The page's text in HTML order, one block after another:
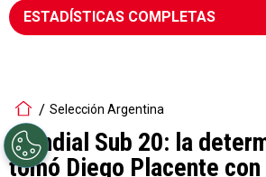
ESTADÍSTICAS COMPLETAS
Selección Argentina
Mundial Sub 20: la
tomó Diego Placente